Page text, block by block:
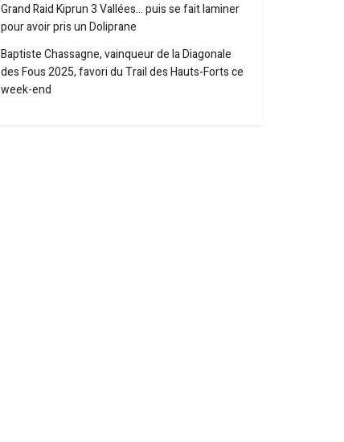
Grand Raid Kiprun 3 Vallées… puis se fait laminer
pour avoir pris un Doliprane
Baptiste Chassagne, vainqueur de la Diagonale
des Fous 2025, favori du Trail des Hauts-Forts ce
week-end